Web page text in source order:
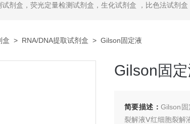
测试剂盒，试剂盒，ELISA试剂盒，抗体，重组蛋白，分光光度法检测试剂盒，细胞株，原代细胞，细胞培养基，标准溶液产品。代理并销售进口SIGMA试剂、abcam抗体、R&D抗体、CST抗体、ATCC细胞
盒 > RNA/DNA提取试剂盒 > Gilson固定液
Gilson固
简要描述：Gilson
裂解液Ⅴ红细胞裂解